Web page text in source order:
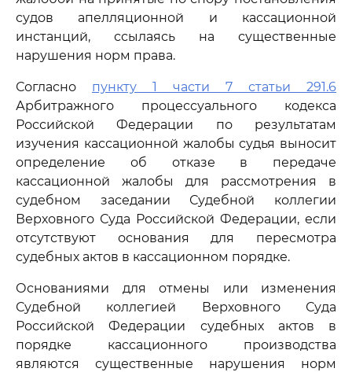
судов апелляционной и кассационной
инстанций, ссылаясь на существенные
нарушения норм права.
Согласно пункту 1 части 7 статьи 291.6
Арбитражного процессуального кодекса
Российской Федерации по результатам
изучения кассационной жалобы судья выносит
определение об отказе в передаче
кассационной жалобы для рассмотрения в
судебном заседании Судебной коллегии
Верховного Суда Российской Федерации, если
отсутствуют основания для пересмотра
судебных актов в кассационном порядке.
Основаниями для отмены или изменения
Судебной коллегией Верховного Суда
Российской Федерации судебных актов в
порядке кассационного производства
являются существенные нарушения норм